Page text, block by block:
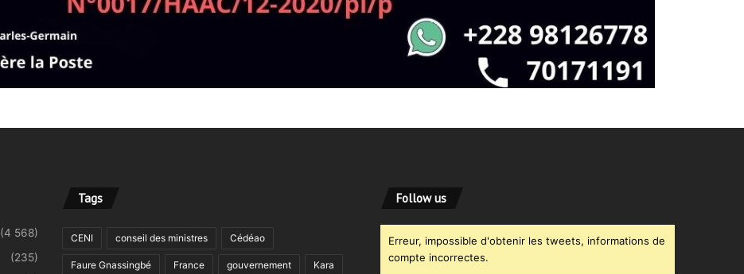
(4 568)
(235)
Tags
CENI conseil des ministres Cédéao
Faure Gnassingbé France gouvernement Kara
Follow us
Erreur, impossible d'obtenir les tweets, informations de
compte incorrectes.